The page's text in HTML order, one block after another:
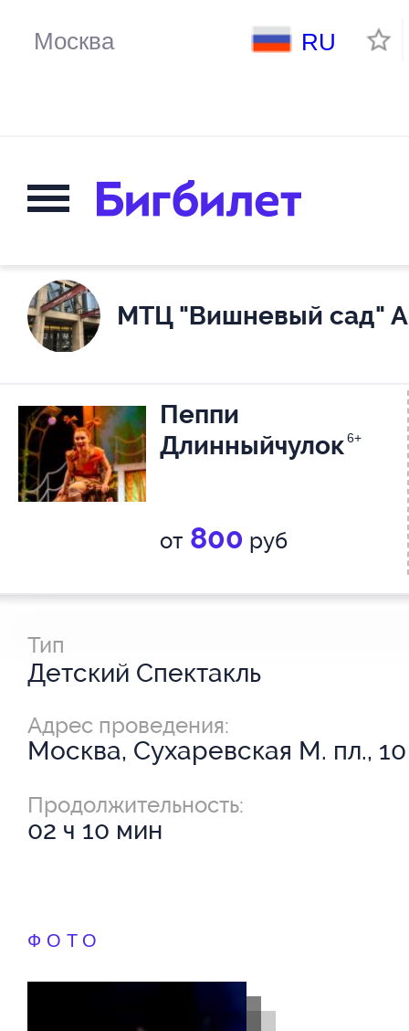
RU
МТЦ "Вишневый сад"
Пеппи
Длинныйчулок6+
от 800 руб
Тип
Детский Спектакль
Адрес проведения:
Москва, Сухаревская М. пл., 10
Продолжительность:
02 ч 10 мин
ФОТО